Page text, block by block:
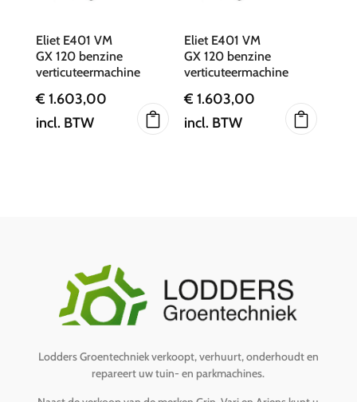
Eliet E401 VM
GX 120 benzine
verticuteermachine
€ 1.603,00
incl. BTW
Eliet E401 VM
GX 120 benzine
verticuteermachine
€ 1.603,00
incl. BTW
Lodders Groentechniek verkoopt, verhuurt, onderhoudt en
repareert uw tuin- en parkmachines.